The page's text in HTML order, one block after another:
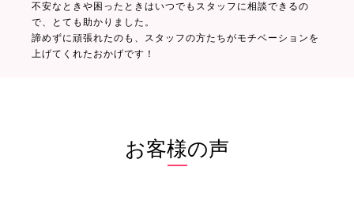
不安なときや困ったときはいつでもスタッフに相談できるの
で、とても助かりました。
諦めずに頑張れたのも、スタッフの方たちがモチベーションを
上げてくれたおかげです！
お客様の声